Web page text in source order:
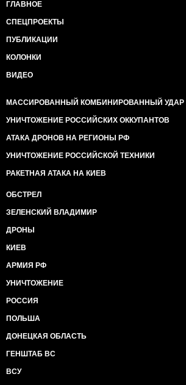
ГЛАВНОЕ
СПЕЦПРОЕКТЫ
ПУБЛИКАЦИИ
КОЛОНКИ
ВИДЕО
МАССИРОВАННЫЙ КОМБИНИРОВАННЫЙ УДАР
УНИЧТОЖЕНИЕ РОССИЙСКИХ ОККУПАНТОВ
АТАКА ДРОНОВ НА РЕГИОНЫ РФ
УНИЧТОЖЕНИЕ РОССИЙСКОЙ ТЕХНИКИ
РАКЕТНАЯ АТАКА НА КИЕВ
ОБСТРЕЛ
ЗЕЛЕНСКИЙ ВЛАДИМИР
ДРОНЫ
КИЕВ
АРМИЯ РФ
УНИЧТОЖЕНИЕ
РОССИЯ
ПОЛЬША
ДОНЕЦКАЯ ОБЛАСТЬ
ГЕНШТАБ ВС
ВСУ